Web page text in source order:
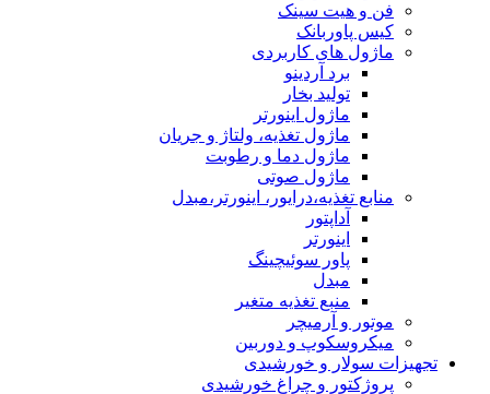
فن و هیت سینک
کیس پاوربانک
ماژول های کاربردی
برد آردینو
تولید بخار
ماژول اینورتر
ماژول تغذیه، ولتاژ و جریان
ماژول دما و رطوبت
ماژول صوتی
منابع تغذیه،درایور، اینورتر،مبدل
آداپتور
اینورتر
پاور سوئیچینگ
مبدل
منبع تغذیه متغیر
موتور و آرمیچر
میکروسکوپ و دوربین
تجهیزات سولار و خورشیدی
پروژکتور و چراغ خورشیدی